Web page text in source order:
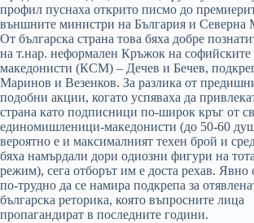
профил пуснаха открито писмо до
външните министри на България и Северна
От българска страна това бяха добре
на т.нар. неформален Кръжок на софийските
македонисти (КСМ) – Дечев и Бечев,
Маринов и Везенков. За разлика от
подобни акции, когато успяваха да
страна като подписници по-широк кръг от
единомишленици-македонисти (до 50-60
вероятно е и максималният техен брой и
бяха намърдали дори одиозни фигури на
режим), сега отборът им е доста рехав. Явно
по-трудно да се намира подкрепа за
българска реторика, която въпросните лица
пропагандират в последните години.